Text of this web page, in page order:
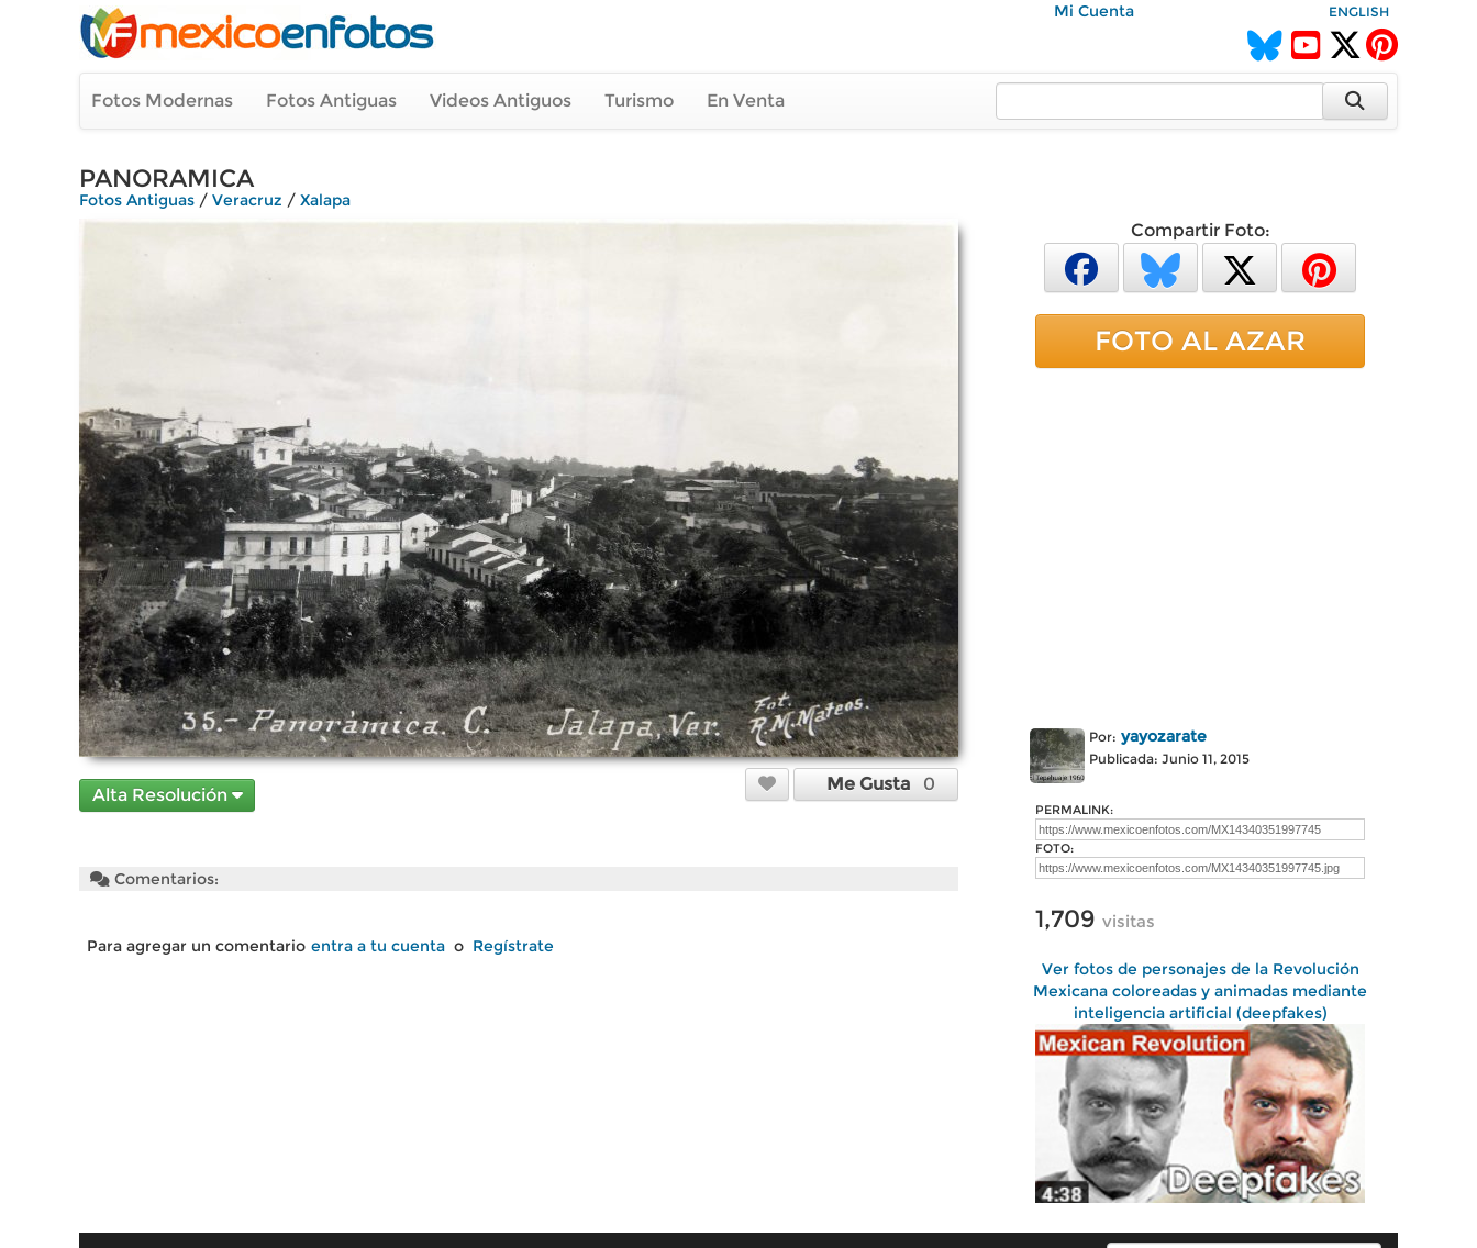
Mi Cuenta ENGLISH
Fotos Modernas Fotos Antiguas Videos Antiguos Turismo En Venta
PANORAMICA
Fotos Antiguas / Veracruz / Xalapa
Alta Resolución
Me Gusta 0
Comentarios:
Para agregar un comentario entra a tu cuenta o Regístrate
Compartir Foto:
FOTO AL AZAR
Por: yayozarate
Publicada: Junio 11, 2015
PERMALINK:
FOTO:
1,709 visitas
Ver fotos de personajes de la Revolución
Mexicana coloreadas y animadas mediante
inteligencia artificial (deepfakes)